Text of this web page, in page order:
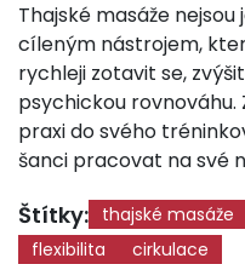
Thajské masáže
cíleným nástrojem,
rychleji zotavit se,
psychickou
praxi do svého
šanci pracovat na své
Štítky: thajské masáže
flexibilita
cirkulace